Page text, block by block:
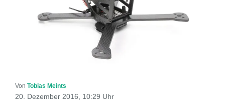
Von Tobias Meints
20. Dezember 2016, 10:29 Uhr